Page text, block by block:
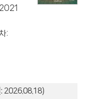
:
2026.08.18)